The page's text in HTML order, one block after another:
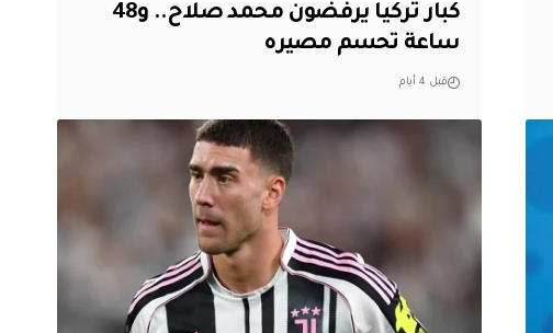
كبار تركيا يرفضون محمد صلاح.. و48
ساعة تحسم مصيره
قبل 4 أيام